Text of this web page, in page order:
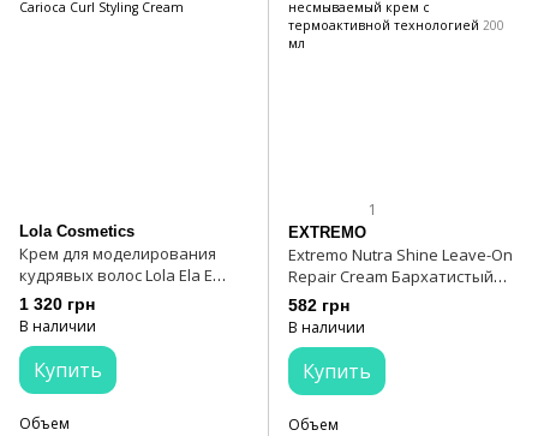
Lola Cosmetics
Крем для моделирования
кудрявых волос Lola Ela E
Carioca Curl Styling Cream
1 320 грн
В наличии
Купить
Объем
1
EXTREMO
Extremo Nutra Shine Leave-On
Repair Cream Бархатистый
несмываемый крем с
термоактивной технологией
582 грн
В наличии
Купить
Объем